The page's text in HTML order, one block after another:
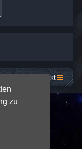
zu
Kontakt
Styles
Limited